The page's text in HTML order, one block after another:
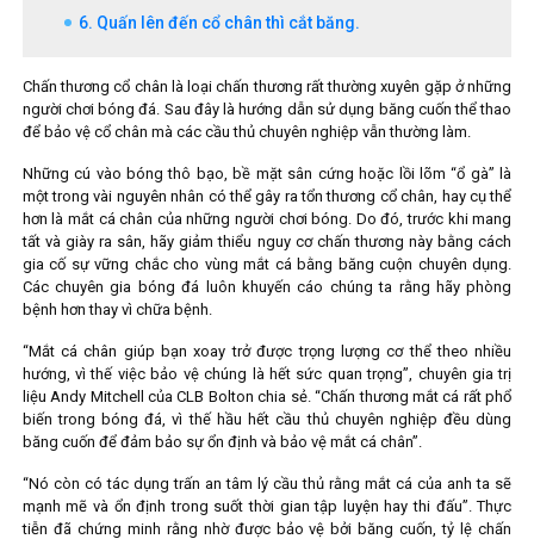
6. Quấn lên đến cổ chân thì cắt băng.
Chấn thương cổ chân là loại chấn thương rất thường xuyên gặp ở những
người chơi bóng đá. Sau đây là hướng dẫn sử dụng băng cuốn thể thao
để bảo vệ cổ chân mà các cầu thủ chuyên nghiệp vẫn thường làm.
Những cú vào bóng thô bạo, bề mặt sân cứng hoặc lồi lõm “ổ gà” là
một trong vài nguyên nhân có thể gây ra tổn thương cổ chân, hay cụ thể
hơn là mắt cá chân của những người chơi bóng. Do đó, trước khi mang
tất và giày ra sân, hãy giảm thiểu nguy cơ chấn thương này bằng cách
gia cố sự vững chắc cho vùng mắt cá bằng băng cuộn chuyên dụng.
Các chuyên gia bóng đá luôn khuyến cáo chúng ta rằng hãy phòng
bệnh hơn thay vì chữa bệnh.
“Mắt cá chân giúp bạn xoay trở được trọng lượng cơ thể theo nhiều
hướng, vì thế việc bảo vệ chúng là hết sức quan trọng”, chuyên gia trị
liệu Andy Mitchell của CLB Bolton chia sẻ. “Chấn thương mắt cá rất phổ
biến trong bóng đá, vì thế hầu hết cầu thủ chuyên nghiệp đều dùng
băng cuốn để đảm bảo sự ổn định và bảo vệ mắt cá chân”.
“Nó còn có tác dụng trấn an tâm lý cầu thủ rằng mắt cá của anh ta sẽ
mạnh mẽ và ổn định trong suốt thời gian tập luyện hay thi đấu”. Thực
tiễn đã chứng minh rằng nhờ được bảo vệ bởi băng cuốn, tỷ lệ chấn